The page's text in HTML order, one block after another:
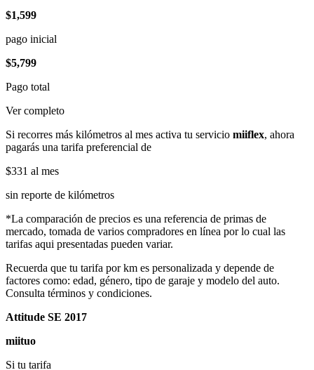
$1,599
pago inicial
$5,799
Pago total
Ver completo
Si recorres más kilómetros al mes activa tu servicio miiflex, ahora
pagarás una tarifa preferencial de
$331 al mes
sin reporte de kilómetros
*La comparación de precios es una referencia de primas de
mercado, tomada de varios compradores en línea por lo cual las
tarifas aqui presentadas pueden variar.
Recuerda que tu tarifa por km es personalizada y depende de
factores como: edad, género, tipo de garaje y modelo del auto.
Consulta términos y condiciones.
Attitude SE 2017
miituo
Si tu tarifa